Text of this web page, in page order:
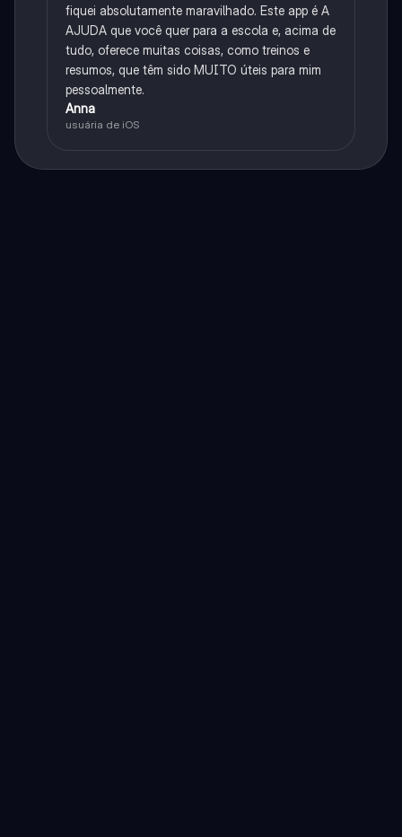
fiquei absolutamente maravilhado. Este app é A
AJUDA que você quer para a escola e, acima de
tudo, oferece muitas coisas, como treinos e
resumos, que têm sido MUITO úteis para mim
pessoalmente.
Anna
usuária de iOS